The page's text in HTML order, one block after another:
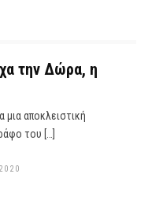
την Δώρα, η
αποκλειστική
του […]